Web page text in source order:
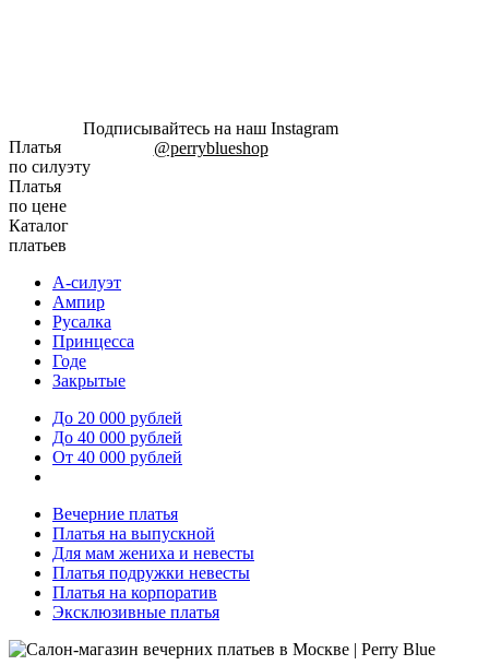
Подписывайтесь на наш Instagram
@perryblueshop
Платья
по силуэту
Платья
по цене
Каталог
платьев
А-силуэт
Ампир
Русалка
Принцесса
Годе
Закрытые
До 20 000 рублей
До 40 000 рублей
От 40 000 рублей
Вечерние платья
Платья на выпускной
Для мам жениха и невесты
Платья подружки невесты
Платья на корпоратив
Эксклюзивные платья